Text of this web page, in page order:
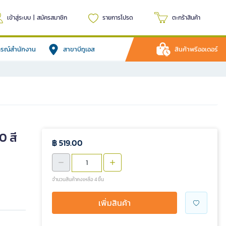
เข้าสู่ระบบ | สมัครสมาชิก รายการโปรด ตะกร้าสินค้า
รณ์สำนักงาน สาขาบีทูเอส สินค้าพรีออเดอร์
สี
฿ 519.00
จำนวนสินค้าคงเหลือ 4 ชิ้น
เพิ่มสินค้า